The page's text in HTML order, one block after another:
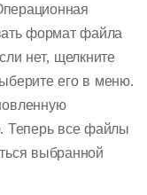
формат файла
нет, щелкните
его в меню.
Теперь все файлы
выбранной